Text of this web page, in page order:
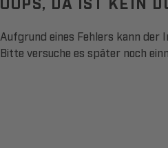
Aufgrund eines Fehlers kann der
Bitte versuche es später noch